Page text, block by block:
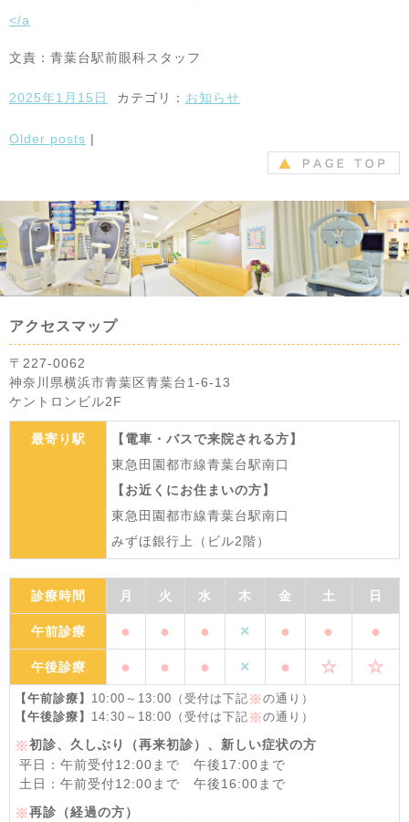
</a
文責：青葉台駅前眼科スタッフ
2025年1月15日 カテゴリ： お知らせ
Older posts |
アクセスマップ
〒227-0062
神奈川県横浜市青葉区青葉台1-6-13
ケントロンビル2F
最寄り駅
【電車・バスで来院される方】
東急田園都市線青葉台駅南口
【お近くにお住まいの方】
東急田園都市線青葉台駅南口
みずほ銀行上（ビル2階）
診療時間 月 火 水 木 金 土 日
午前診療 ● ● ● × ● ● ●
午後診療 ● ● ● × ● ☆ ☆
【午前診療】 10:00～13:00（受付は下記 ※の通り）
【午後診療】 14:30～18:00（受付は下記 ※の通り）
※初診、久しぶり（再来初診）、新しい症状の方
平日：午前受付12:00まで 午後17:00まで
土日：午前受付12:00まで 午後16:00まで
※再診（経過の方）